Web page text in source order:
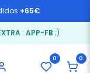
+65€
: APP-FB ;)
0 0